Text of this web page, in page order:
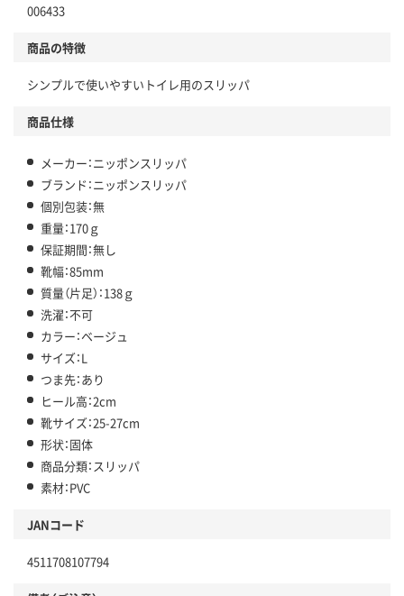
006433
商品の特徴
シンプルで使いやすいトイレ用のスリッパ
商品仕様
メーカー：ニッポンスリッパ
ブランド：ニッポンスリッパ
個別包装：無
重量：170ｇ
保証期間：無し
靴幅：85mm
質量（片足）：138ｇ
洗濯：不可
カラー：ベージュ
サイズ：L
つま先：あり
ヒール高：2cm
靴サイズ：25-27cm
形状：固体
商品分類：スリッパ
素材：PVC
JANコード
4511708107794